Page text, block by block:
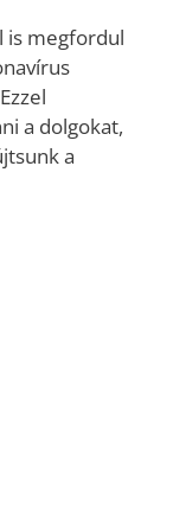
is megfordul
a dolgokat,
a